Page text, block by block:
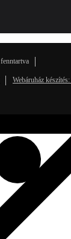
Webáruház